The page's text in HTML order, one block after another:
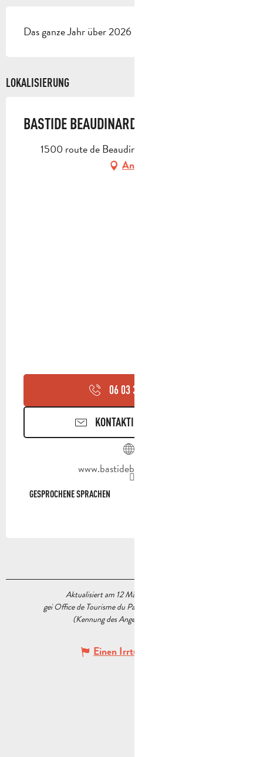
Das ganze Jahr über 2026 - Geöffnet jeden tag
LOKALISIERUNG
BASTIDE BEAUDINARD
1500 route de Beaudinard, 13400 Aubagne
Anfahrt
06 03 39 56
KONTAKTIEREN SIE UNS
www.bastidebeaudinard.fr
GESPROCHENE SPRACHEN
GESPROCHENE SPRACHEN
Aktualisiert am 12 März 2026 Um 09:37
gei Office de Tourisme du Pays d’Aubagne et de l’Étoile
(Kennung des Angebots :
Einen Irrtum angeben